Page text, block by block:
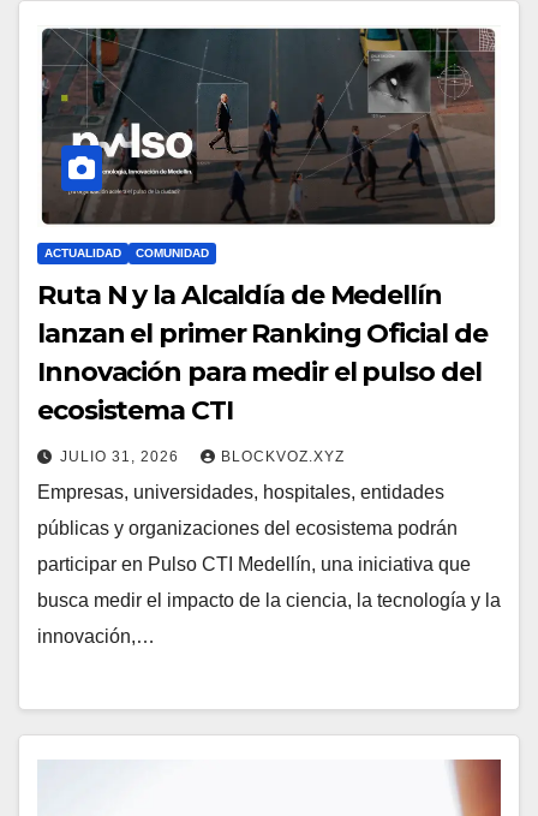
ACTUALIDAD COMUNIDAD
Ruta N y la Alcaldía de Medellín
lanzan el primer Ranking Oficial de
Innovación para medir el pulso del
ecosistema CTI
JULIO 31, 2026 BLOCKVOZ.XYZ
Empresas, universidades, hospitales, entidades
públicas y organizaciones del ecosistema podrán
participar en Pulso CTI Medellín, una iniciativa que
busca medir el impacto de la ciencia, la tecnología y la
innovación,…